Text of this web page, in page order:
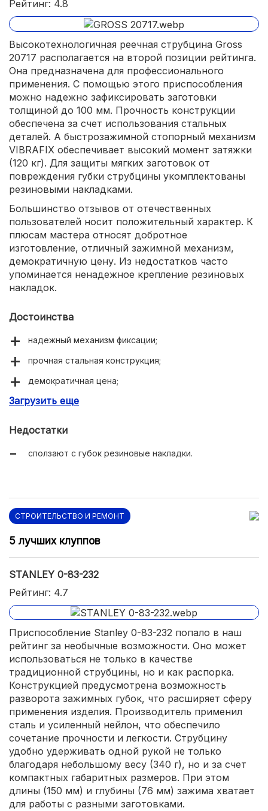
Рейтинг: 4.8
Высокотехнологичная реечная струбцина Gross
20717 располагается на второй позиции рейтинга.
Она предназначена для профессионального
применения. С помощью этого приспособления
можно надежно зафиксировать заготовки
толщиной до 100 мм. Прочность конструкции
обеспечена за счет использования стальных
деталей. А быстрозажимной стопорный механизм
VIBRAFIX обеспечивает высокий момент затяжки
(120 кг). Для защиты мягких заготовок от
повреждения губки струбцины укомплектованы
резиновыми накладками.
Большинство отзывов от отечественных
пользователей носит положительный характер. К
плюсам мастера относят добротное
изготовление, отличный зажимной механизм,
демократичную цену. Из недостатков часто
упоминается ненадежное крепление резиновых
накладок.
Достоинства
надежный механизм фиксации;
прочная стальная конструкция;
демократичная цена;
резиновые накладки.
Загрузить еще
Недостатки
сползают с губок резиновые накладки.
СТРОИТЕЛЬСТВО И РЕМОНТ
5 лучших клуппов
STANLEY 0-83-232
Рейтинг: 4.7
Приспособление Stanley 0-83-232 попало в наш
рейтинг за необычные возможности. Оно может
использоваться не только в качестве
традиционной струбцины, но и как распорка.
Конструкцией предусмотрена возможность
разворота зажимных губок, что расширяет сферу
применения изделия. Производитель применил
сталь и усиленный нейлон, что обеспечило
сочетание прочности и легкости. Струбцину
удобно удерживать одной рукой не только
благодаря небольшому весу (340 г), но и за счет
компактных габаритных размеров. При этом
длины (150 мм) и глубины (76 мм) зажима хватает
для работы с разными заготовками.